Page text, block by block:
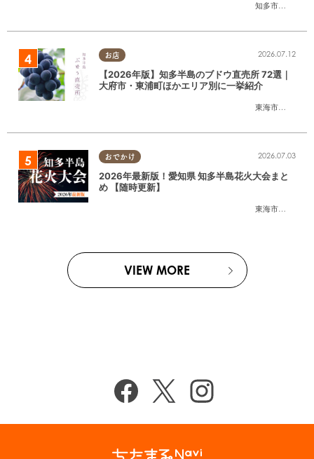
知多市
,半田市
お店
東海市
,大府市
2026.07.12
【2026年版】知多半島のブドウ直売所 72選｜
大府市・東浦町ほかエリア別に一挙紹介
おでかけ
東海市
,大府市
2026.07.03
2026年最新版！愛知県 知多半島花火大会まと
め 【随時更新】
VIEW MORE